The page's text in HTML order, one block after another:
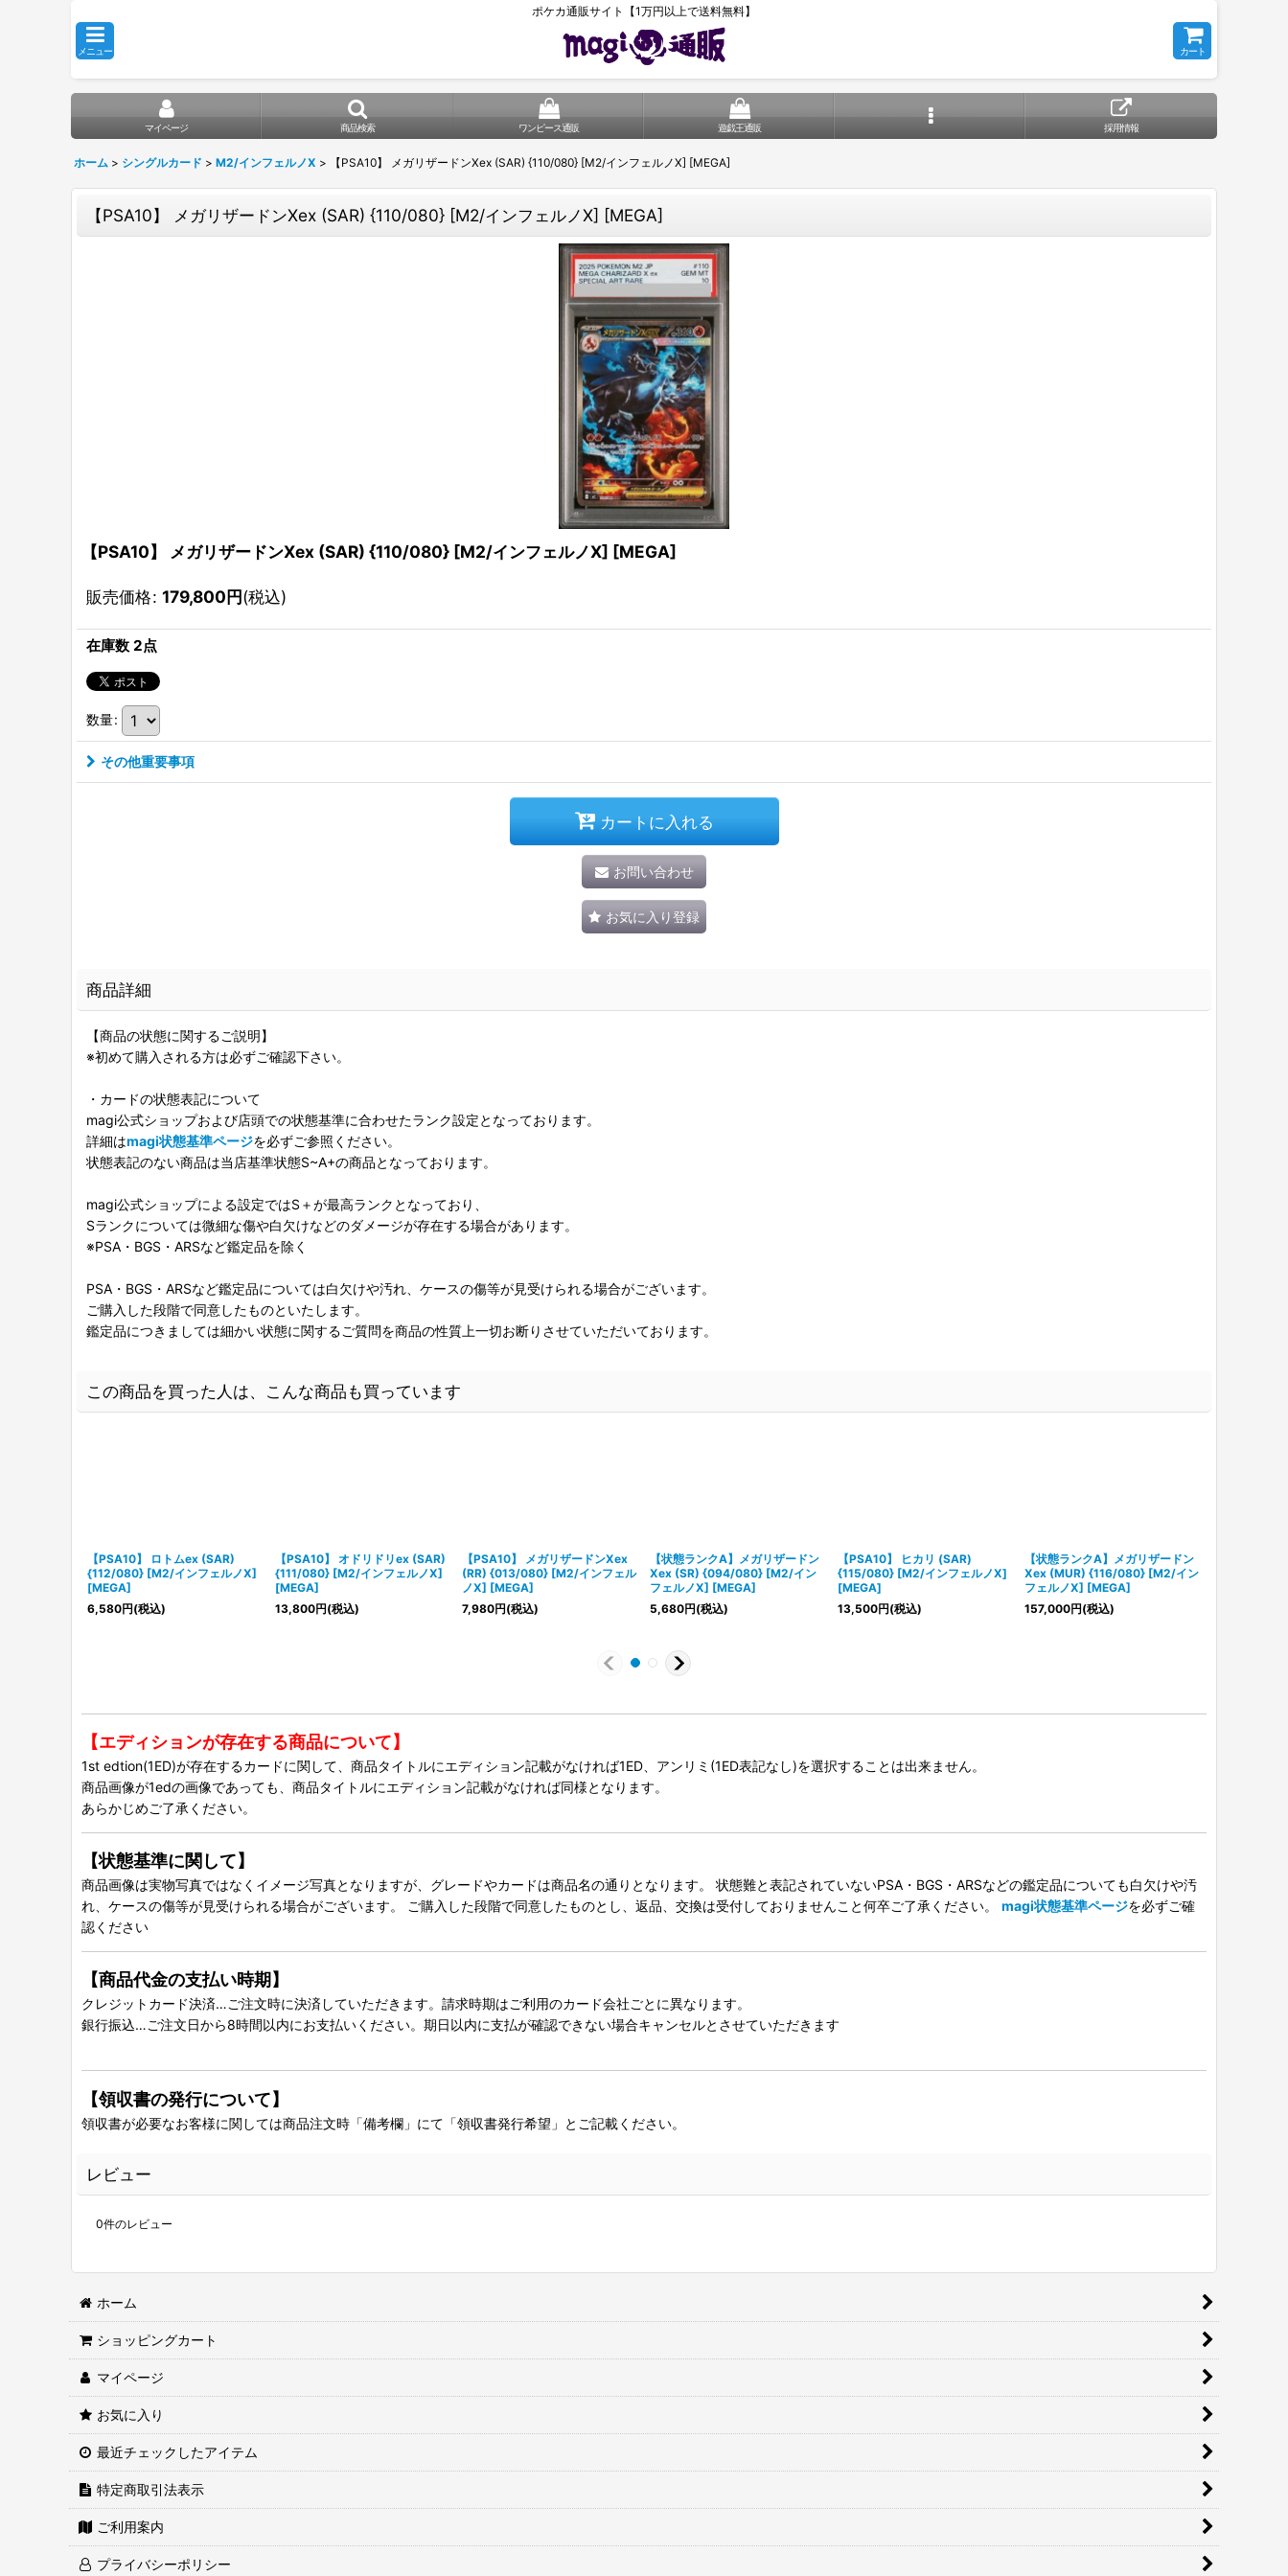
ポケカ通販サイト【1万円以上で送料無料】
メニュー カート
マイページ 商品検索 ワンピース通販 遊戯王通販 採用情報
ホーム > シングルカード > M2/インフェルノX > 【PSA10】 メガリザードンXex (SAR) {110/080} [M2/インフェルノX] [MEGA]
【PSA10】 メガリザードンXex (SAR) {110/080} [M2/インフェルノX] [MEGA]
【PSA10】 メガリザードンXex (SAR) {110/080} [M2/インフェルノX] [MEGA]
販売価格: 179,800円(税込)
在庫数 2点
数量:
その他重要事項
カートに入れる
お問い合わせ
お気に入り登録
商品詳細
【商品の状態に関するご説明】
※初めて購入される方は必ずご確認下さい。
・カードの状態表記について
magi公式ショップおよび店頭での状態基準に合わせたランク設定となっております。
詳細はmagi状態基準ページを必ずご参照ください。
状態表記のない商品は当店基準状態S~A+の商品となっております。
magi公式ショップによる設定ではS＋が最高ランクとなっており、
Sランクについては微細な傷や白欠けなどのダメージが存在する場合があります。
※PSA・BGS・ARSなど鑑定品を除く
PSA・BGS・ARSなど鑑定品については白欠けや汚れ、ケースの傷等が見受けられる場合がございます。
ご購入した段階で同意したものといたします。
鑑定品につきましては細かい状態に関するご質問を商品の性質上一切お断りさせていただいております。
この商品を買った人は、こんな商品も買っています
【PSA10】 ロトムex (SAR)
{112/080} [M2/インフェルノX]
[MEGA]
6,580円(税込)
【PSA10】 オドリドリex (SAR)
{111/080} [M2/インフェルノX]
[MEGA]
13,800円(税込)
【PSA10】 メガリザードンXex
(RR) {013/080} [M2/インフェル
ノX] [MEGA]
7,980円(税込)
【状態ランクA】メガリザードン
Xex (SR) {094/080} [M2/イン
フェルノX] [MEGA]
5,680円(税込)
【PSA10】 ヒカリ (SAR)
{115/080} [M2/インフェルノX]
[MEGA]
13,500円(税込)
【状態ランクA】メガリザードン
Xex (MUR) {116/080} [M2/イン
フェルノX] [MEGA]
157,000円(税込)
【エディションが存在する商品について】
1st edtion(1ED)が存在するカードに関して、商品タイトルにエディション記載がなければ1ED、アンリミ(1ED表記なし)を選択することは出来ません。
商品画像が1edの画像であっても、商品タイトルにエディション記載がなければ同様となります。
あらかじめご了承ください。
【状態基準に関して】
商品画像は実物写真ではなくイメージ写真となりますが、グレードやカードは商品名の通りとなります。 状態難と表記されていないPSA・BGS・ARSなどの鑑定品についても白欠けや汚
れ、ケースの傷等が見受けられる場合がございます。 ご購入した段階で同意したものとし、返品、交換は受付しておりませんこと何卒ご了承ください。 magi状態基準ページを必ずご確
認ください
【商品代金の支払い時期】
クレジットカード決済…ご注文時に決済していただきます。請求時期はご利用のカード会社ごとに異なります。
銀行振込…ご注文日から8時間以内にお支払いください。期日以内に支払が確認できない場合キャンセルとさせていただきます
【領収書の発行について】
領収書が必要なお客様に関しては商品注文時「備考欄」にて「領収書発行希望」とご記載ください。
レビュー
0件のレビュー
ホーム
ショッピングカート
マイページ
お気に入り
最近チェックしたアイテム
特定商取引法表示
ご利用案内
プライバシーポリシー